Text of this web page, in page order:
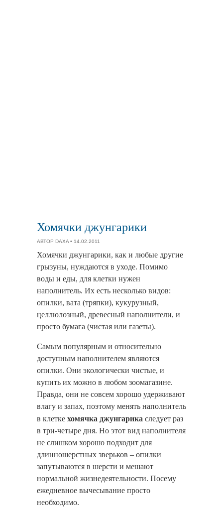
Хомячки джунгарики
АВТОР DAXA • 14.02.2011
Хомячки джунгарики, как и любые другие
грызуны, нуждаются в уходе. Помимо
воды и еды, для клетки нужен
наполнитель. Их есть несколько видов:
опилки, вата (тряпки), кукурузный,
целлюлозный, древесный наполнители, и
просто бумага (чистая или газеты).
Самым популярным и относительно
доступным наполнителем являются
опилки. Они экологически чистые, и
купить их можно в любом зоомагазине.
Правда, они не совсем хорошо удерживают
влагу и запах, поэтому менять наполнитель
в клетке хомячка джунгарика следует раз
в три-четыре дня. Но этот вид наполнителя
не слишком хорошо подходит для
длинношерстных зверьков – опилки
запутываются в шерсти и мешают
нормальной жизнедеятельности. Посему
ежедневное вычесывание просто
необходимо.